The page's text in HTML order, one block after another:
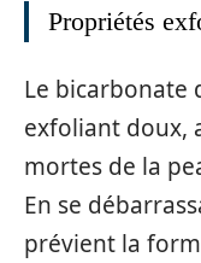
Propriétés
Le bicarbonate
exfoliant doux,
mortes de la
En se
prévient la